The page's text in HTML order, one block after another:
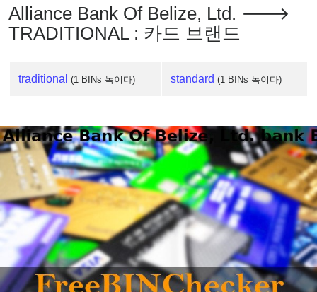
Alliance Bank Of Belize, Ltd. 🡒
TRADITIONAL : 카드 브랜드
traditional (1 BINs 녹이다) standard (1 BINs 녹이다)